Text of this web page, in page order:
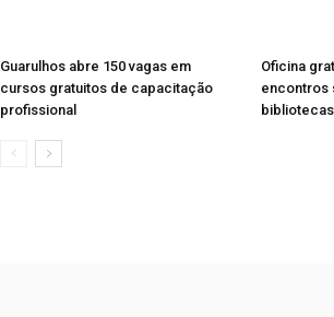
Guarulhos abre 150 vagas em
cursos gratuitos de capacitação
profissional
Oficina
encontros